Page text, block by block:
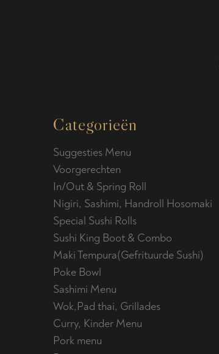
Categorieën
Suggesties Menu
Voorgerechten
In/Out & Spring Roll
Nigiri, Sashimi, Handroll Hosomaki
Special Sushi Rolls
Sushi King Boot & Combo
Maki Tempura(Gefrituurde Sushi)
Poke Bowl
Sashimi Menu
Wok,Pad thai, Grillades
Curry, Kinder Menu
Pork menu